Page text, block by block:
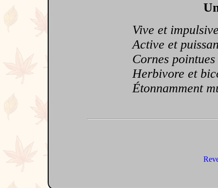
Vive et
Active et
Cornes pointues
Herbivore et
Étonnamment